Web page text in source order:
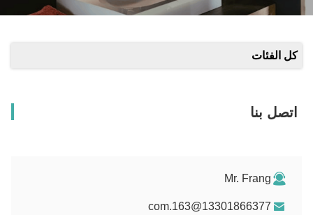
كل الفئات
اتصل بنا
Mr. Frang
13301866377@163.com